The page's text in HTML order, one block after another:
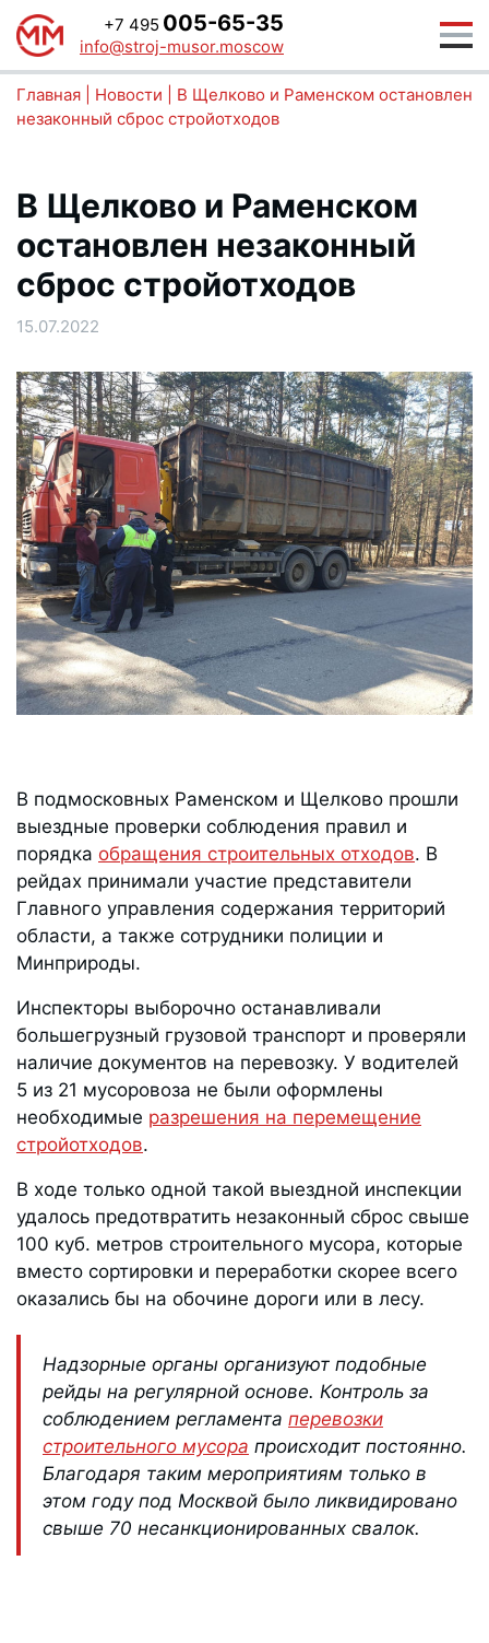
+7 495 005-65-35
info@stroj-musor.moscow
Главная Новости
В Щелково и Раменском остановлен
незаконный сброс стройотходов
В Щелково и Раменском
остановлен незаконный
сброс стройотходов
15.07.2022
В подмосковных Раменском и Щелково прошли
выездные проверки соблюдения правил и
порядка обращения строительных отходов. В
рейдах принимали участие представители
Главного управления содержания территорий
области, а также сотрудники полиции и
Минприроды.
Инспекторы выборочно останавливали
большегрузный грузовой транспорт и проверяли
наличие документов на перевозку. У водителей
5 из 21 мусоровоза не были оформлены
необходимые разрешения на перемещение
стройотходов.
В ходе только одной такой выездной инспекции
удалось предотвратить незаконный сброс свыше
100 куб. метров строительного мусора, которые
вместо сортировки и переработки скорее всего
оказались бы на обочине дороги или в лесу.
Надзорные органы организуют подобные
рейды на регулярной основе. Контроль за
соблюдением регламента перевозки
строительного мусора происходит постоянно.
Благодаря таким мероприятиям только в
этом году под Москвой было ликвидировано
свыше 70 несанкционированных свалок.